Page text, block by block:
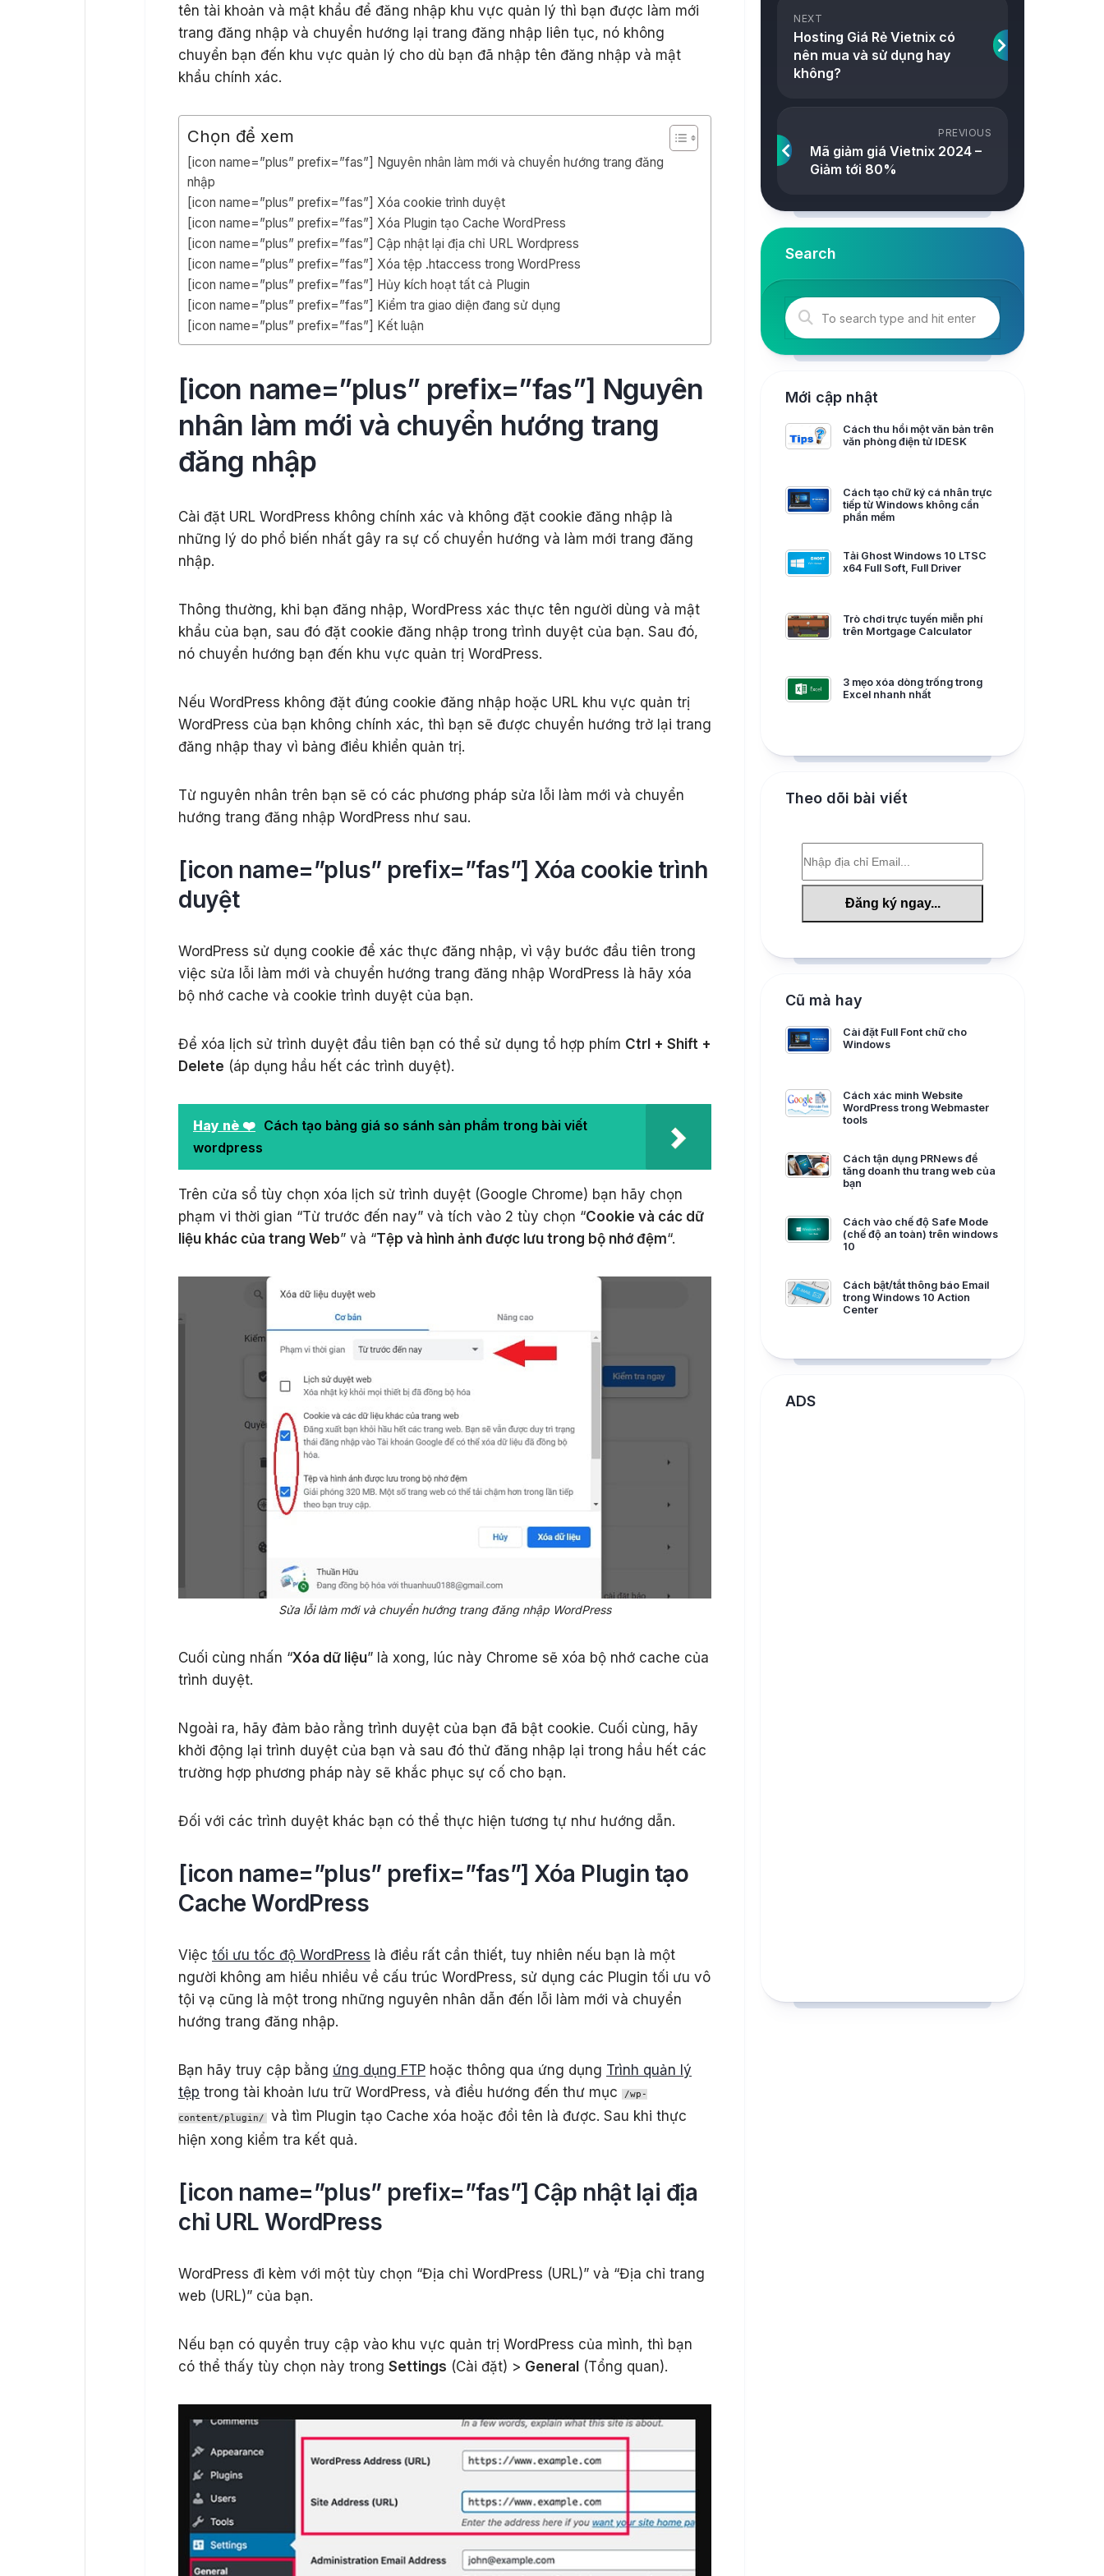
Snake
2048
Công
cụ
tên tài khoản và mật khẩu để đăng nhập khu vực quản lý thì bạn được làm mới
trang đăng nhập và chuyển hướng lại trang đăng nhập liên tục, nó không
chuyển bạn đến khu vực quản lý cho dù bạn đã nhập tên đăng nhập và mật
khẩu chính xác.
Chọn để xem
[icon name=”plus” prefix=”fas”] Nguyên nhân làm mới và chuyển hướng trang đăng
nhập
[icon name=”plus” prefix=”fas”] Xóa cookie trình duyệt
[icon name=”plus” prefix=”fas”] Xóa Plugin tạo Cache WordPress
[icon name=”plus” prefix=”fas”] Cập nhật lại địa chỉ URL Wordpress
[icon name=”plus” prefix=”fas”] Xóa tệp .htaccess trong WordPress
[icon name=”plus” prefix=”fas”] Hủy kích hoạt tất cả Plugin
[icon name=”plus” prefix=”fas”] Kiểm tra giao diện đang sử dụng
[icon name=”plus” prefix=”fas”] Kết luận
[icon name=”plus” prefix=”fas”] Nguyên
nhân làm mới và chuyển hướng trang
đăng nhập
Cài đặt URL WordPress không chính xác và không đặt cookie đăng nhập là
những lý do phổ biến nhất gây ra sự cố chuyển hướng và làm mới trang đăng
nhập.
Thông thường, khi bạn đăng nhập, WordPress xác thực tên người dùng và mật
khẩu của bạn, sau đó đặt cookie đăng nhập trong trình duyệt của bạn. Sau đó,
nó chuyển hướng bạn đến khu vực quản trị WordPress.
Nếu WordPress không đặt đúng cookie đăng nhập hoặc URL khu vực quản trị
WordPress của bạn không chính xác, thì bạn sẽ được chuyển hướng trở lại trang
đăng nhập thay vì bảng điều khiển quản trị.
Từ nguyên nhân trên bạn sẽ có các phương pháp sửa lỗi làm mới và chuyển
hướng trang đăng nhập WordPress như sau.
[icon name=”plus” prefix=”fas”] Xóa cookie trình
duyệt
WordPress sử dụng cookie để xác thực đăng nhập, vì vậy bước đầu tiên trong
việc sửa lỗi làm mới và chuyển hướng trang đăng nhập WordPress là hãy xóa
bộ nhớ cache và cookie trình duyệt của bạn.
Để xóa lịch sử trình duyệt đầu tiên bạn có thể sử dụng tổ hợp phím Ctrl + Shift +
Delete (áp dụng hầu hết các trình duyệt).
Hay nè ❤️ Cách tạo bảng giá so sánh sản phẩm trong bài viết
wordpress
Trên cửa sổ tùy chọn xóa lịch sử trình duyệt (Google Chrome) bạn hãy chọn
phạm vi thời gian “Từ trước đến nay” và tích vào 2 tùy chọn “Cookie và các dữ
liệu khác của trang Web” và “Tệp và hình ảnh được lưu trong bộ nhớ đệm“.
Sửa lỗi làm mới và chuyển hướng trang đăng nhập WordPress
Cuối cùng nhấn “Xóa dữ liệu” là xong, lúc này Chrome sẽ xóa bộ nhớ cache của
trình duyệt.
Ngoài ra, hãy đảm bảo rằng trình duyệt của bạn đã bật cookie. Cuối cùng, hãy
khởi động lại trình duyệt của bạn và sau đó thử đăng nhập lại trong hầu hết các
trường hợp phương pháp này sẽ khắc phục sự cố cho bạn.
Đối với các trình duyệt khác bạn có thể thực hiện tương tự như hướng dẫn.
[icon name=”plus” prefix=”fas”] Xóa Plugin tạo
Cache WordPress
Việc tối ưu tốc độ WordPress là điều rất cần thiết, tuy nhiên nếu bạn là một
người không am hiểu nhiều về cấu trúc WordPress, sử dụng các Plugin tối ưu vô
tội vạ cũng là một trong những nguyên nhân dẫn đến lỗi làm mới và chuyển
hướng trang đăng nhập.
Bạn hãy truy cập bằng ứng dụng FTP hoặc thông qua ứng dụng Trình quản lý
tệp trong tài khoản lưu trữ WordPress, và điều hướng đến thư mục /wp-
content/plugin/
và tìm Plugin tạo Cache xóa hoặc đổi tên là được. Sau khi thực
hiện xong kiểm tra kết quả.
[icon name=”plus” prefix=”fas”] Cập nhật lại địa
chỉ URL WordPress
WordPress đi kèm với một tùy chọn “Địa chỉ WordPress (URL)” và “Địa chỉ trang
web (URL)” của bạn.
Nếu bạn có quyền truy cập vào khu vực quản trị WordPress của mình, thì bạn
có thể thấy tùy chọn này trong Settings (Cài đặt) > General (Tổng quan).
NEXT
Hosting Giá Rẻ Vietnix có
nên mua và sử dụng hay
không?
PREVIOUS
Mã giảm giá Vietnix 2024 –
Giảm tới 80%
Search
Mới cập nhật
Cách thu hồi một văn bản trên
văn phòng điện tử IDESK
Cách tạo chữ ký cá nhân trực
tiếp từ Windows không cần
phần mềm
Tải Ghost Windows 10 LTSC
x64 Full Soft, Full Driver
Trò chơi trực tuyến miễn phí
trên Mortgage Calculator
3 mẹo xóa dòng trống trong
Excel nhanh nhất
Theo dõi bài viết
Cũ mà hay
Cài đặt Full Font chữ cho
Windows
Cách xác minh Website
WordPress trong Webmaster
tools
Cách tận dụng PRNews để
tăng doanh thu trang web của
bạn
Cách vào chế độ Safe Mode
(chế độ an toàn) trên windows
10
Cách bật/tắt thông báo Email
trong Windows 10 Action
Center
ADS